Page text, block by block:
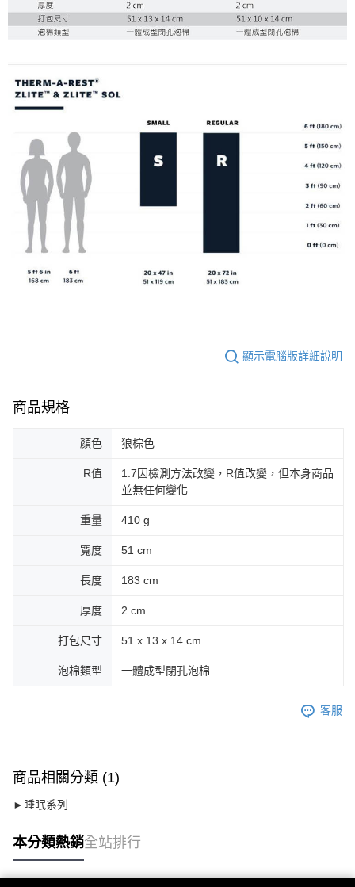
顯示電腦版詳細說明
商品規格
顏色 狼棕色
R值
1.7因檢測方法改變，R值改變，但本身商品
並無任何變化
重量 410 g
寬度 51 cm
長度 183 cm
厚度 2 cm
打包尺寸 51 x 13 x 14 cm
泡棉類型 一體成型閉孔泡棉
客服
商品相關分類 (1)
►睡眠系列
本分類熱銷全站排行